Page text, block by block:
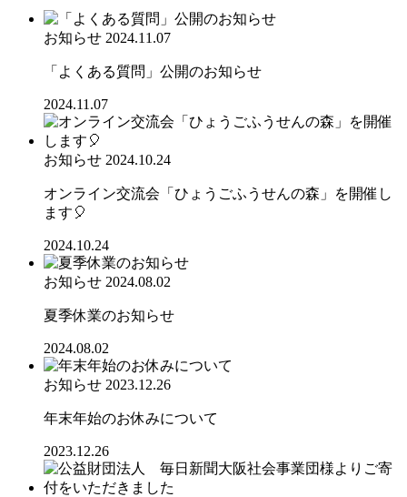
お知らせ 2024.11.07
「よくある質問」公開のお知らせ
2024.11.07
お知らせ 2024.10.24
オンライン交流会「ひょうごふうせんの森」を開催し
ます🎈
2024.10.24
お知らせ 2024.08.02
夏季休業のお知らせ
2024.08.02
お知らせ 2023.12.26
年末年始のお休みについて
2023.12.26